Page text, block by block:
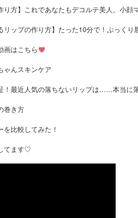
り方】これであなたもデコルテ美人。小顔
リップの作り方】たった10分で！ぷっくり
画はこちら
ゃんスキンケア
！最近人気の落ちないリップは……本当に
巻き方
を比較してみた！
てます♡